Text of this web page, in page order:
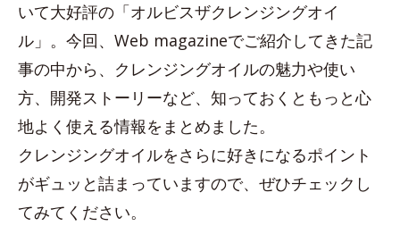
いて大好評の「オルビスザクレンジングオイ
ル」。今回、Web magazineでご紹介してきた記
事の中から、クレンジングオイルの魅力や使い
方、開発ストーリーなど、知っておくともっと心
地よく使える情報をまとめました。
クレンジングオイルをさらに好きになるポイント
がギュッと詰まっていますので、ぜひチェックし
てみてください。